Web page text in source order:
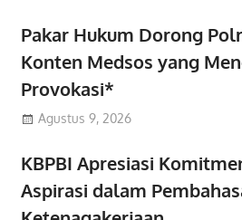
Pakar Hukum Dorong
Konten Medsos yang
Provokasi*
Agustus 9, 2026
KBPBI Apresiasi
Aspirasi dalam